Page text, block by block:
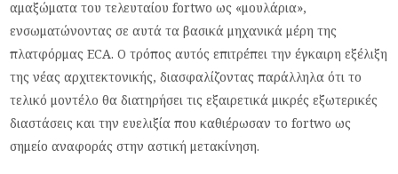
αμαξώματα του τελευταίου fortwo ως «μουλάρια»,
ενσωματώνοντας σε αυτά τα βασικά μηχανικά μέρη της
πλατφόρμας ECA. Ο τρόπος αυτός επιτρέπει την έγκαιρη εξέλιξη
της νέας αρχιτεκτονικής, διασφαλίζοντας παράλληλα ότι το
τελικό μοντέλο θα διατηρήσει τις εξαιρετικά μικρές εξωτερικές
διαστάσεις και την ευελιξία που καθιέρωσαν το fortwo ως
σημείο αναφοράς στην αστική μετακίνηση.